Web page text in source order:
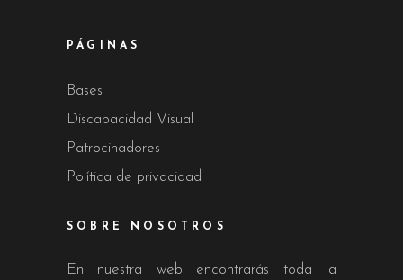
PÁGINAS
Bases
Discapacidad Visual
Patrocinadores
Política de privacidad
SOBRE NOSOTROS
En nuestra web encontrarás toda la